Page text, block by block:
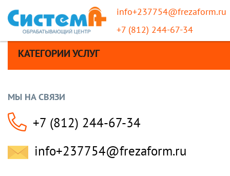
info+237754@frezaform.ru
+7 (812) 244-67-34
КАТЕГОРИИ УСЛУГ
МЫ НА СВЯЗИ
+7 (812) 244-67-34
info+237754@frezaform.ru